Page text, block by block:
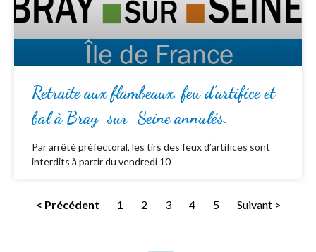
Retraite aux flambeaux, feu d’artifice et
bal à Bray-sur-Seine annulés.
Par arrêté préfectoral, les tirs des feux d’artifices sont
interdits à partir du vendredi 10
< Précédent 1 2 3 4 5 Suivant >